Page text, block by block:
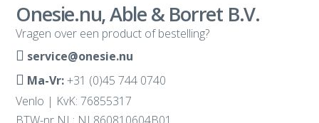
Onesie.nu, Able & Borret B.V.
Vragen over een product of bestelling?
service@onesie.nu
Ma-Vr:+31 (0)45 744 0740
Venlo | KvK: 76855317